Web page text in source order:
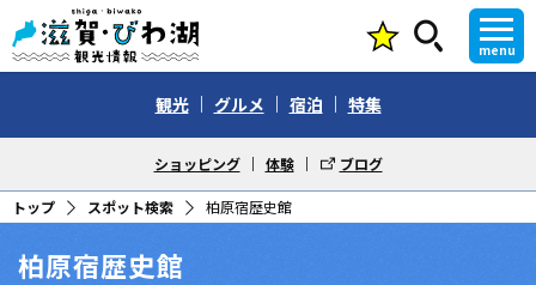
menu
観光 グルメ 宿泊 特集
ショッピング 体験 ブログ
トップ スポット検索 柏原宿歴史館
柏原宿歴史館